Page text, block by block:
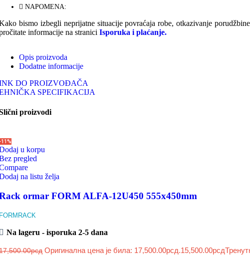
NAPOMENA:
bismo izbegli neprijatne situacije povraćaja robe, otkazivanje
informacije na stranici Isporuka i plaćanje.
Opis proizvoda
Dodatne informacije
DO PROIZVOĐAČA
SPECIFIKACIJA
proizvodi
u korpu
pregled
na listu želja
ormar FORM ALFA-12U450 555x450mm
Na lageru - isporuka 2-5 dana
рсд Оригинална цена је била: 17,500.00рсд.15,500.00рсд